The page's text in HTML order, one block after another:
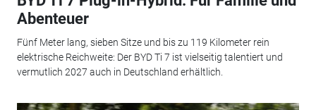
Abenteuer
Fünf Meter lang, sieben Sitze und bis zu 119 Kilometer rein
elektrische Reichweite: Der BYD Ti 7 ist vielseitig talentiert und
vermutlich 2027 auch in Deutschland erhältlich.